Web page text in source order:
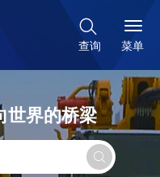

查询 菜单
世界的桥梁
